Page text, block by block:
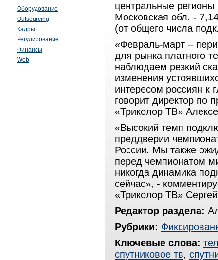
Оборудование
Outsourcing
Кадры
Регулирование
Финансы
Web
центральные
Московская обл. -
(от общего числа
«Февраль-март –
для рынка платного
наблюдаем резкий
изменения
интересом россиян к
говорит директор по
«Триколор ТВ»
«Высокий темп
преддверии
России. Мы также
перед чемпионатом
никогда динамика
сейчас», -
«Триколор ТВ»
Редактор раздела:
Рубрики:
Ключевые слова:
спутниковое тв,